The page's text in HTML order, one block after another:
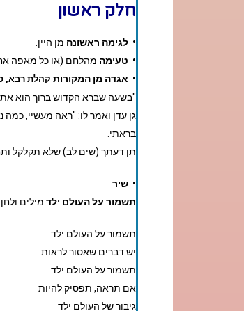
חלק ראשון
• לגימה ראשונה מן היין.
• טעימה מהלחם (או כל מאפה
• אגדה מן המקורות קהלת רבא,
"בשעה שברא הקדוש ברוך הוא
גן עדן ואמר לו: "ראה מעשיי,
בראתי.
תן דעתך (שים לב) שלא תקלקל
• שיר
תשמור על העולם ילד מילים
תשמור על העולם ילד
יש דברים שאסור לראות
תשמור על העולם ילד
אם תראה, תפסיק להיות
גיבור של העולם ילד